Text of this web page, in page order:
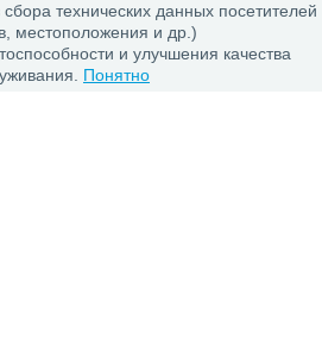
технических данных посетителей
местоположения и др.)
и улучшения качества
Понятно
Каталог